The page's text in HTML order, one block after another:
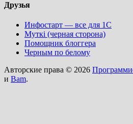
Друзья
Инфостарт — все для 1С
Муткi (черная сторона)
Помощник блоггера
Черным по белому
Авторские права © 2026
и Bam.